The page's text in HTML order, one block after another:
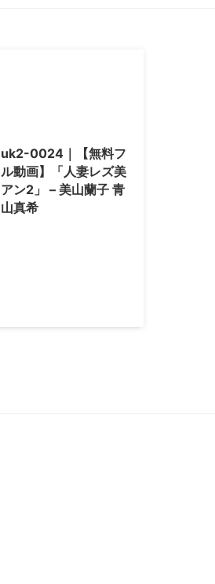
uk2-0024｜【無料フ
ル動画】「人妻レズ美
アン2」 – 美山蘭子 青
山真希